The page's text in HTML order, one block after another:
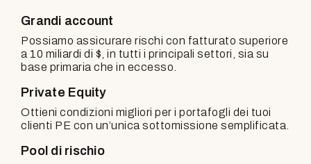
Grandi account
Possiamo assicurare rischi con fatturato superiore
a 10 miliardi di $, in tutti i principali settori, sia su
base primaria che in eccesso.
Private Equity
Ottieni condizioni migliori per i portafogli dei tuoi
clienti PE con un’unica sottomissione semplificata.
Pool di rischio